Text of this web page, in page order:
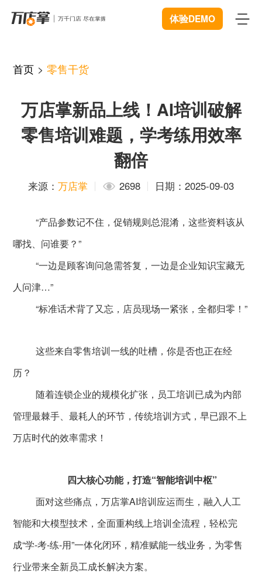
体验DEMO
智能巡店
客流统计
视频追溯
广告信发
小鸟探店
掌上学院
开店流程
电子名片
体验中心 New
解决方案
服装行业
餐饮行业
快消行业
连锁药店
家居行业
汽车服务
智慧工厂
成功案例
下载
公司新闻
行业干货
服务支持 New
企业文档
开发者中心
开放平台
联系我们
公司简介
联系方式
服务政策
岗位招聘
首页 > 零售干货
万店掌新品上线！AI培训破解
零售培训难题，学考练用效率
翻倍
来源： 万店掌 2698 日期：2025-09-03
“产品参数记不住，促销规则总混淆，这些资料该从
哪找、问谁要？”
“一边是顾客询问急需答复，一边是企业知识宝藏无
人问津…”
“标准话术背了又忘，店员现场一紧张，全都归零！”
这些来自零售培训一线的吐槽，你是否也正在经
历？
随着连锁企业的规模化扩张，员工培训已成为内部
管理最棘手、最耗人的环节，传统培训方式，早已跟不上
万店时代的效率需求！
四大核心功能，打造“智能培训中枢”
面对这些痛点，万店掌AI培训应运而生，融入人工
智能和大模型技术，全面重构线上培训全流程，轻松完
成“学-考-练-用”一体化闭环，精准赋能一线业务，为零售
行业带来全新员工成长解决方案。